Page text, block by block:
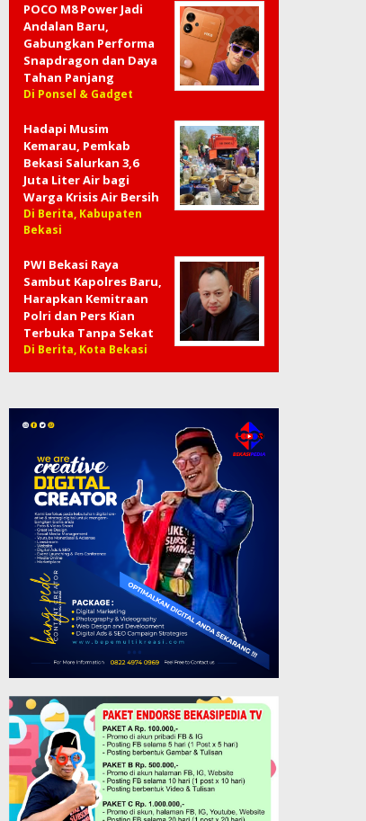
POCO M8 Power Jadi
Andalan Baru,
Gabungkan Performa
Snapdragon dan Daya
Tahan Panjang
Di Ponsel & Gadget
Hadapi Musim
Kemarau, Pemkab
Bekasi Salurkan 3,6
Juta Liter Air bagi
Warga Krisis Air Bersih
Di Berita, Kabupaten
Bekasi
PWI Bekasi Raya
Sambut Kapolres Baru,
Harapkan Kemitraan
Polri dan Pers Kian
Terbuka Tanpa Sekat
Di Berita, Kota Bekasi